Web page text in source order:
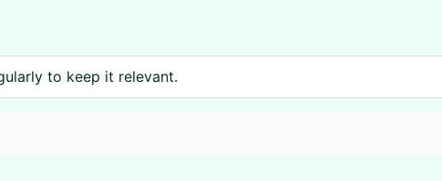
to keep it relevant.